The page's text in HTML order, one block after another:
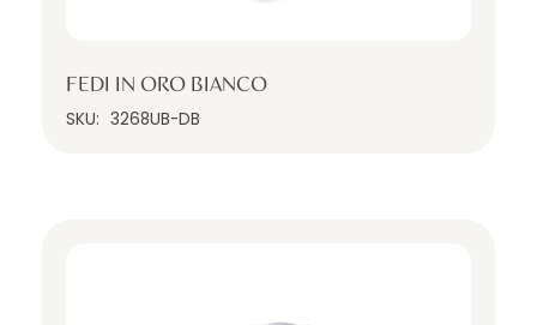
FEDI IN ORO BIANCO
SKU: 3268UB-DB